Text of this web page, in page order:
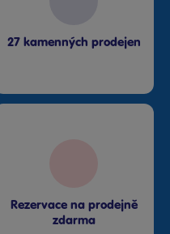
27 kamenných prodejen
Rezervace na prodejně
zdarma